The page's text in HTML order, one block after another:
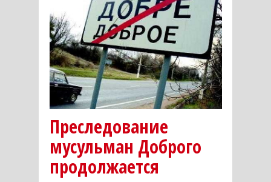
Преследование
мусульман Доброго
продолжается